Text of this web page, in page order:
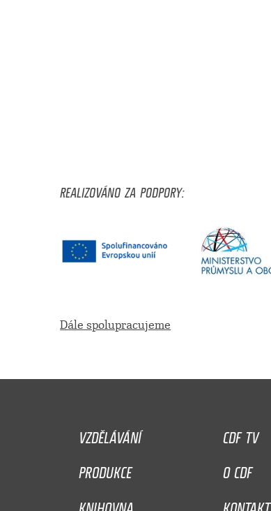
REALIZOVÁNO ZA PODPORY:
Dále spolupracujeme
VZDĚLÁVÁNÍ
CDF TV
PRODUKCE
O CDF
KNIHOVNA
KONTAKT